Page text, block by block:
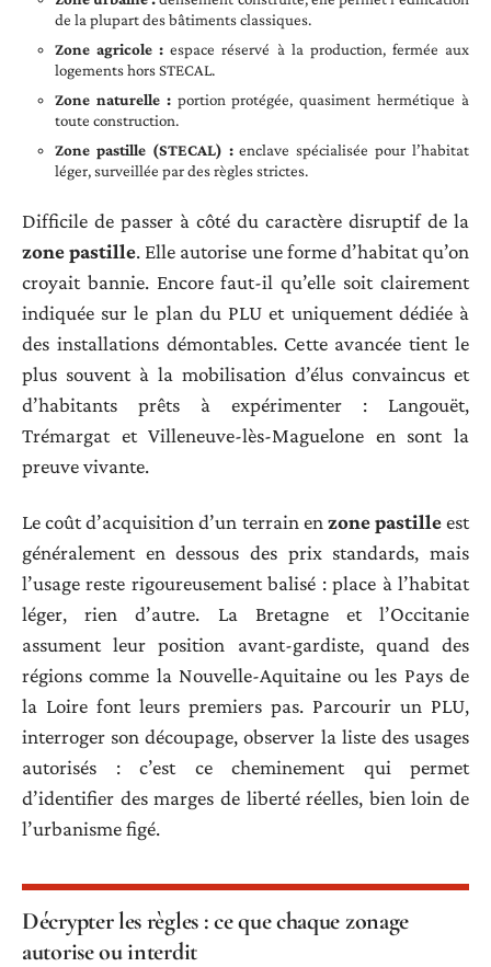
de la plupart des bâtiments classiques.
Zone agricole : espace réservé à la production, fermée aux
logements hors STECAL.
Zone naturelle :portion protégée, quasiment hermétique à
toute construction.
Zone pastille (STECAL) :enclave spécialisée pour l’habitat
léger, surveillée par des règles strictes.
Difficile de passer à côté du caractère disruptif de la
zone pastille. Elle autorise une forme d’habitat qu’on
croyait bannie. Encore faut-il qu’elle soit clairement
indiquée sur le plan du PLU et uniquement dédiée à
des installations démontables. Cette avancée tient le
plus souvent à la mobilisation d’élus convaincus et
d’habitants prêts à expérimenter : Langouët,
Trémargat et Villeneuve-lès-Maguelone en sont la
preuve vivante.
Le coût d’acquisition d’un terrain en zone pastilleest
généralement en dessous des prix standards, mais
l’usage reste rigoureusement balisé : place à l’habitat
léger, rien d’autre. La Bretagne et l’Occitanie
assument leur position avant-gardiste, quand des
régions comme la Nouvelle-Aquitaine ou les Pays de
la Loire font leurs premiers pas. Parcourir un PLU,
interroger son découpage, observer la liste des usages
autorisés : c’est ce cheminement qui permet
d’identifier des marges de liberté réelles, bien loin de
l’urbanisme figé.
Décrypter les règles : ce que chaque zonage
autorise ou interdit